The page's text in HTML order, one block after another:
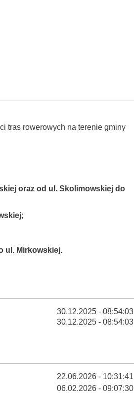
tras rowerowych na terenie gminy
oraz od ul. Skolimowskiej do
ul. Mirkowskiej.
30.12.2025 - 08:54:03
30.12.2025 - 08:54:03
22.06.2026 - 10:31:41
06.02.2026 - 09:07:30